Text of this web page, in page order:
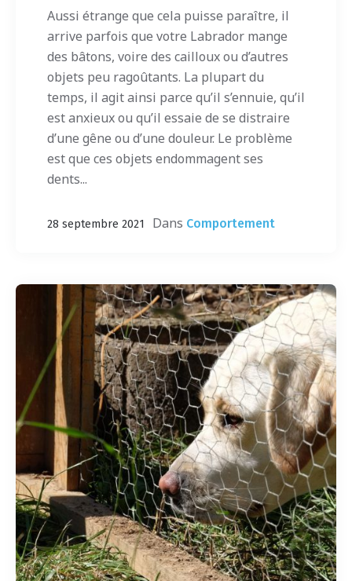
Aussi étrange que cela puisse paraître, il
arrive parfois que votre Labrador mange
des bâtons, voire des cailloux ou d’autres
objets peu ragoûtants. La plupart du
temps, il agit ainsi parce qu’il s’ennuie, qu’il
est anxieux ou qu’il essaie de se distraire
d’une gêne ou d’une douleur. Le problème
est que ces objets endommagent ses
dents...
28 septembre 2021 Dans Comportement